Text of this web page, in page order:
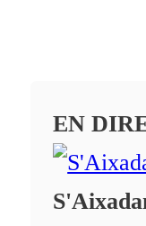
A la
Qui
EN